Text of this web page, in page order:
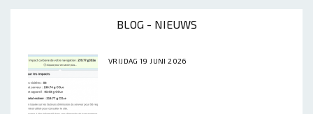
BLOG - NIEUWS
VRIJDAG 19 JUNI 2026